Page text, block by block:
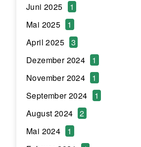
Juni 2025
1
Mai 2025
1
April 2025
3
Dezember 2024
1
November 2024
1
September 2024
1
August 2024
2
Mai 2024
1